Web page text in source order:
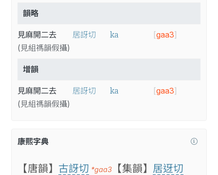
韻略
見麻開二去
(見組禡韻假攝)
居訝切 ka [gaa3]
增韻
見麻開二去
(見組禡韻假攝)
居訝切 ka [gaa3]
康熙字典
【唐韻】 古訝切 *gaa3 【集韻】 居迓切